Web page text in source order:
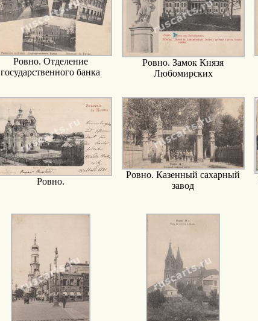
Ровно. Отделение
государственного банка
Ровно. Замок Князя
Любомирских
Ровно.
Ровно. Казенный сахарный
завод